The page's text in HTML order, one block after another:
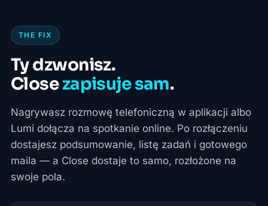
THE FIX
Ty dzwonisz.
Closezapisuje sam.
Nagrywasz rozmowę telefoniczną w aplikacji albo
Lumi dołącza na spotkanie online. Po rozłączeniu
dostajesz podsumowanie, listę zadań i gotowego
maila — a Close dostaje to samo, rozłożone na
swoje pola.